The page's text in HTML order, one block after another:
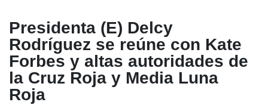
Presidenta (E) Delcy
Rodríguez se reúne con Kate
Forbes y altas autoridades de
la Cruz Roja y Media Luna
Roja